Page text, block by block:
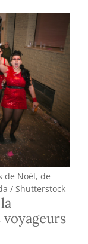
de Noël, de
/ Shutterstock